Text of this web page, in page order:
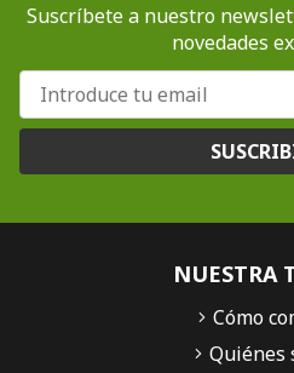
Suscríbete a nuestro
novedades
NUESTRA
Cómo
Quiénes